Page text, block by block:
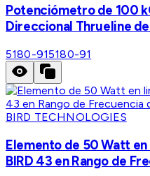
Potenciómetro de 100
Direccional Thrueline
5180-915180-91
BIRD TECHNOLOGIES
Elemento de 50 Watt
BIRD 43 en Rango de